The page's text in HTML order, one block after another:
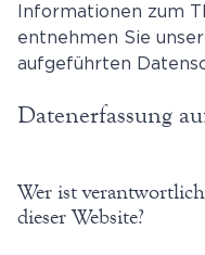
Informationen zum
entnehmen Sie
aufgeführten
Datenerfassung
Wer ist
dieser Website?